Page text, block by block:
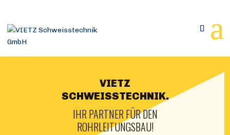
VIETZ
SCHWEISSTECHNIK.
IHR PARTNER FÜR DEN
ROHRLEITUNGSBAU!